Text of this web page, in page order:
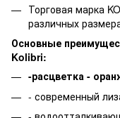
Торговая марка
различных
Основные
Kolibri:
-расцветка -
- современный